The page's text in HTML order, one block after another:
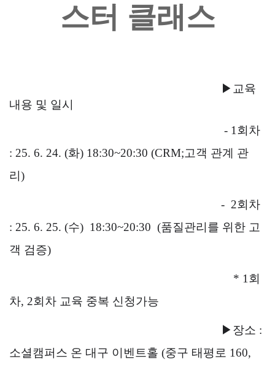
스터 클래스
▶교육
내용 및 일시
- 1회차
: 25. 6. 24. (화) 18:30~20:30 (CRM;고객 관계 관
리)
- 2회차
: 25. 6. 25. (수) 18:30~20:30 (품질관리를 위한 고
객 검증)
* 1회
차, 2회차 교육 중복 신청가능
▶장소 :
소셜캠퍼스 온 대구 이벤트홀 (중구 태평로 160,